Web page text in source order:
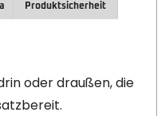
Produktsicherheit
oder draußen, die